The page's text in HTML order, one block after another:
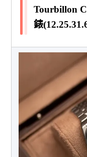
Tourbillon
錶